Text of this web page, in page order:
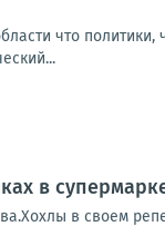
что политики,
в
в своем